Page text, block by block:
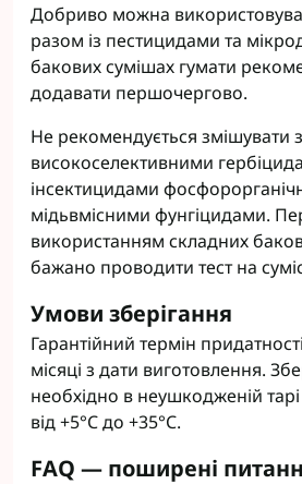
Добриво можна
разом із пестицидами та
бакових сумішах гумати
додавати першочергово.
Не рекомендується змішувати
високоселективними
інсектицидами
мідьвмісними фунгіцидами.
використанням складних
бажано проводити тест на
Умови зберігання
Гарантійний термін
місяці з дати виготовлення.
необхідно в неушкодженій
від +5°C до +35°C.
FAQ — поширені